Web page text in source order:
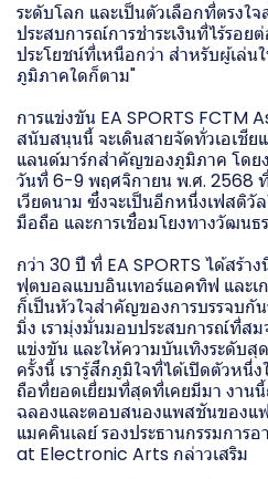
ระดับโลก และเป็นตัวเลือกที่ตรงใจ
ประสบการณ์การชำระเงินที่ไร้รอ
ประโยชน์ที่เหนือกว่า สำหรับผู้เล่
ภูมิภาคใดก็ตาม"
การแข่งขัน EA SPORTS FCTM
สนับสนุนนี้ จะเดินสายจัดทั่วเอเชี
แลนด์มาร์กสำคัญของภูมิภาค โดย
วันที่ 6-9 พฤศจิกายน พ.ศ. 2568
เวียดนาม ซึ่งจะเป็นอีกหนึ่งเฟสติ
มือถือ และการเชื่อมโยงทางวัฒนธ
กว่า 30 ปี ที่ EA SPORTS ได้สร้า
ฟุตบอลแบบอินเทอร์แอคทิฟ และเ
ก็เป็นหัวใจสำคัญของการบรรจบกั
มิ่ง เรามุ่งมั่นมอบประสบการณ์ที่สมจ
แข่งขัน และให้ความบันเทิงระดับ
ครั้งนี้ เรารู้สึกภูมิใจที่ได้เปิดตัวห
ถือที่ยอดเยี่ยมที่สุดที่เคยมีมา งาน
ฉลองและตอบสนองแพสชันของแ
แมคคินเลย์ รองประธานกรรมการ
at Electronic Arts กล่าวเสริม